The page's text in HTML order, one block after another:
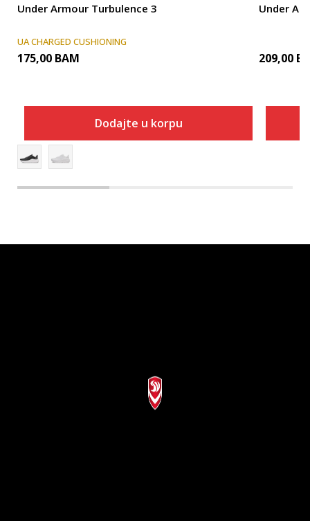
Under Armour Turbulence 3
UA CHARGED CUSHIONING
175,00 BAM
Dodajte u korpu
Under
209,00